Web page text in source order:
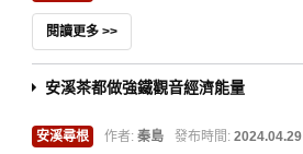
閱讀更多 >>
安溪茶都做強鐵觀音經濟能量
安溪尋根 作者: 秦島 發布時間: 2024.04.29